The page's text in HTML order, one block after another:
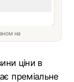
на
ціни в
преміальне